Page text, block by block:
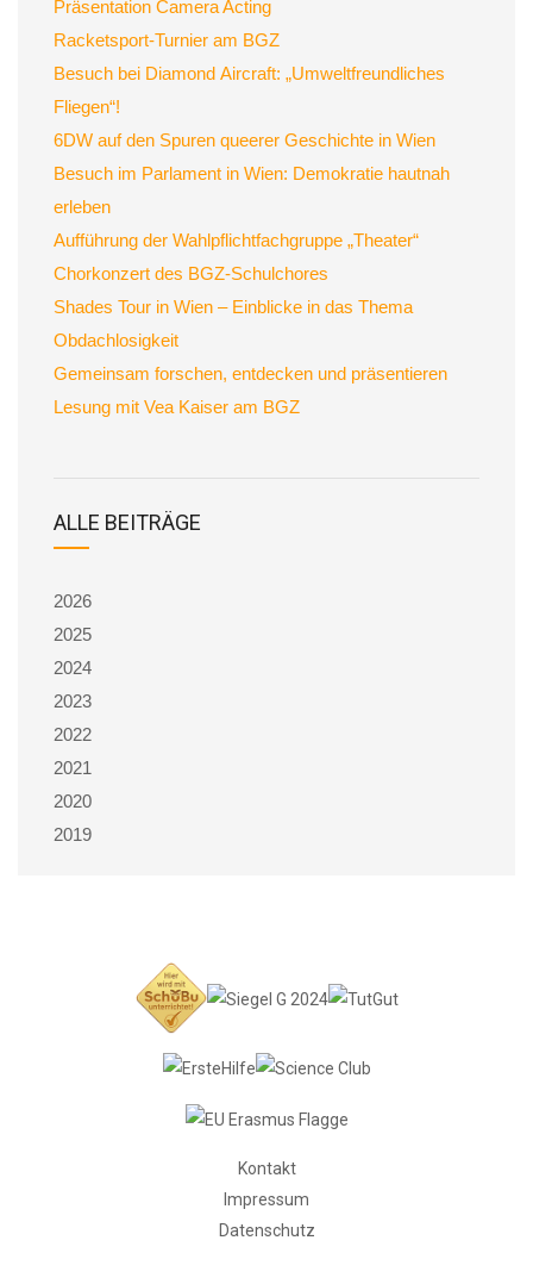
Präsentation Camera Acting
Racketsport-Turnier am BGZ
Besuch bei Diamond Aircraft: „Umweltfreundliches
Fliegen“!
6DW auf den Spuren queerer Geschichte in Wien
Besuch im Parlament in Wien: Demokratie hautnah
erleben
Aufführung der Wahlpflichtfachgruppe „Theater“
Chorkonzert des BGZ-Schulchores
Shades Tour in Wien – Einblicke in das Thema
Obdachlosigkeit
Gemeinsam forschen, entdecken und präsentieren
Lesung mit Vea Kaiser am BGZ
ALLE BEITRÄGE
2026
2025
2024
2023
2022
2021
2020
2019
Kontakt
Impressum
Datenschutz